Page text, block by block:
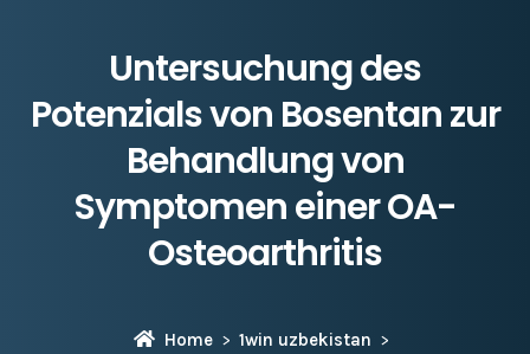
Untersuchung des
Potenzials von Bosentan zur
Behandlung von
Symptomen einer OA-
Osteoarthritis
Home
1win uzbekistan